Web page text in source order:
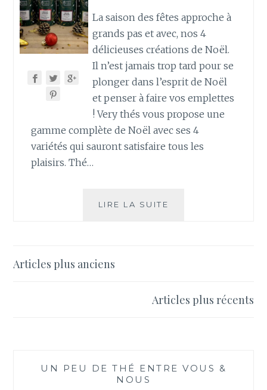
La saison des fêtes approche à
grands pas et avec, nos 4
délicieuses créations de Noël.
Il n’est jamais trop tard pour se
plonger dans l’esprit de Noël
et penser à faire vos emplettes
! Very thés vous propose une
gamme complète de Noël avec ses 4
variétés qui sauront satisfaire tous les
plaisirs. Thé…
LIRE LA SUITE
!
Navigation
Articles plus anciens
Articles plus récents
UN PEU DE THÉ ENTRE VOUS &
NOUS